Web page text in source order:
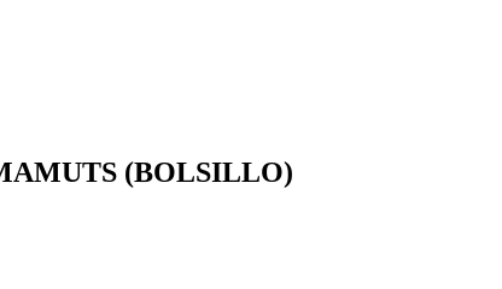
(BOLSILLO)